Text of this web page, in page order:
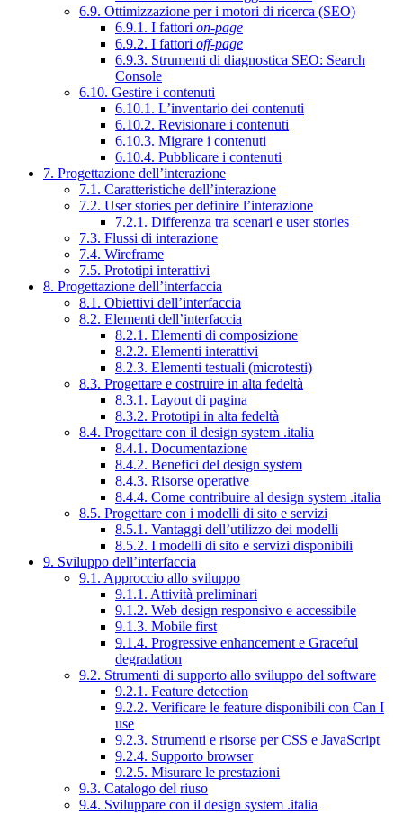
6.9. Ottimizzazione per i motori di ricerca (SEO)
6.9.1. I fattori on-page
6.9.2. I fattori off-page
6.9.3. Strumenti di diagnostica SEO: Search
Console
6.10. Gestire i contenuti
6.10.1. L’inventario dei contenuti
6.10.2. Revisionare i contenuti
6.10.3. Migrare i contenuti
6.10.4. Pubblicare i contenuti
7. Progettazione dell’interazione
7.1. Caratteristiche dell’interazione
7.2. User stories per definire l’interazione
7.2.1. Differenza tra scenari e user stories
7.3. Flussi di interazione
7.4. Wireframe
7.5. Prototipi interattivi
8. Progettazione dell’interfaccia
8.1. Obiettivi dell’interfaccia
8.2. Elementi dell’interfaccia
8.2.1. Elementi di composizione
8.2.2. Elementi interattivi
8.2.3. Elementi testuali (microtesti)
8.3. Progettare e costruire in alta fedeltà
8.3.1. Layout di pagina
8.3.2. Prototipi in alta fedeltà
8.4. Progettare con il design system .italia
8.4.1. Documentazione
8.4.2. Benefici del design system
8.4.3. Risorse operative
8.4.4. Come contribuire al design system .italia
8.5. Progettare con i modelli di sito e servizi
8.5.1. Vantaggi dell’utilizzo dei modelli
8.5.2. I modelli di sito e servizi disponibili
9. Sviluppo dell’interfaccia
9.1. Approccio allo sviluppo
9.1.1. Attività preliminari
9.1.2. Web design responsivo e accessibile
9.1.3. Mobile first
9.1.4. Progressive enhancement e Graceful
degradation
9.2. Strumenti di supporto allo sviluppo del software
9.2.1. Feature detection
9.2.2. Verificare le feature disponibili con Can I
use
9.2.3. Strumenti e risorse per CSS e JavaScript
9.2.4. Supporto browser
9.2.5. Misurare le prestazioni
9.3. Catalogo del riuso
9.4. Sviluppare con il design system .italia